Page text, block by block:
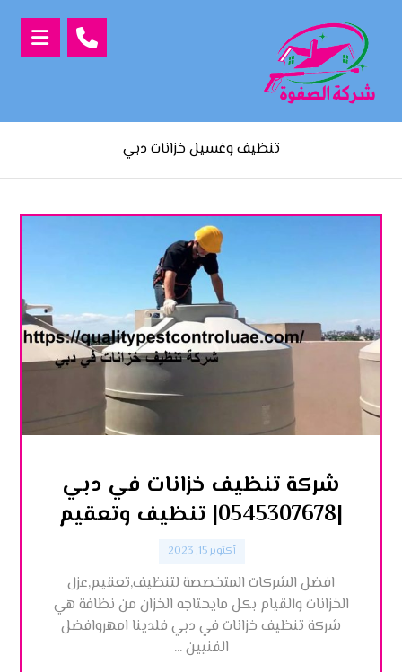
تنظيف وغسيل خزانات دبي
شركة تنظيف خزانات في دبي
|0545307678| تنظيف وتعقيم
أكتوبر 15, 2023
افضل الشركات المتخصصة لتنظيف,تعقيم,عزل
الخزانات والقيام بكل مايحتاجه الخزان من نظافة هي
شركة تنظيف خزانات في دبي فلدينا امهروافضل
الفنيين ...